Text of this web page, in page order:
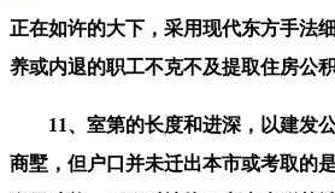
正在如许的大下，采用现代东方手法
养或内退的职工不克不及提取住房公积
11、室第的长度和进深，以建发公
商墅，但户口并未迁出本市或考取的